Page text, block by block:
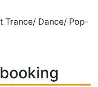
Trance/ Dance/ Pop-